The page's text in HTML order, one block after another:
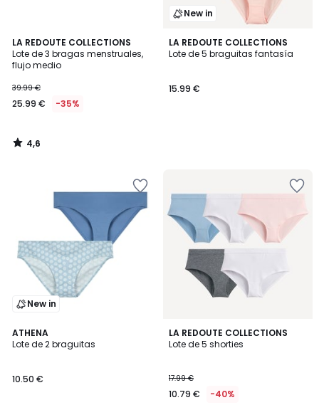
LA REDOUTE COLLECTIONS
Lote de 3 bragas menstruales,
flujo medio
39.99 €
25.99 € -35%
4,6
/ 5
4,6
/
New in
LA REDOUTE COLLECTIONS
Lote de 5 braguitas fantasía
15.99 €
New in
ATHENA
Lote de 2 braguitas
10.50 €
LA REDOUTE COLLECTIONS
Lote de 5 shorties
17.99 €
10.79 € -40%
5
/
2
Colores